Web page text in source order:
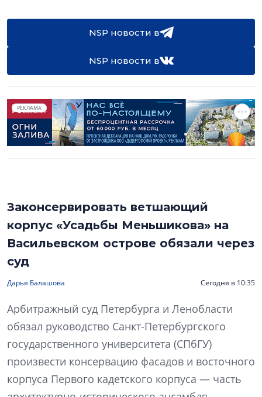
NSP новости в
NSP новости в
РЕКЛАМА
Законсервировать ветшающий
корпус «Усадьбы Меньшикова» на
Васильевском острове обязали через
суд
Дарья Балашова Сегодня в 10:35
Арбитражный суд Петербурга и Ленобласти
обязал руководство Санкт-Петербургского
государственного университета (СПбГУ)
произвести консервацию фасадов и восточного
корпуса Первого кадетского корпуса — часть